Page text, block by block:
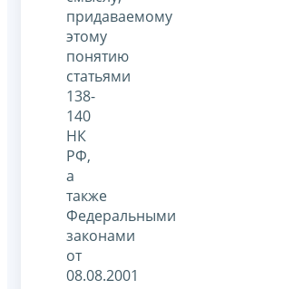
придаваемому
этому
понятию
статьями
138-
140
НК
РФ,
а
также
Федеральными
законами
от
08.08.2001